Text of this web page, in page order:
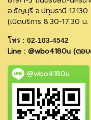
อ.ธัญบุรี จ.ปทุมธานี 12130
(เปิดบริการ 8.30-17.30 น
โทร : 02-103-4542
Line : @wbo4180u (ต
@wbo4180u